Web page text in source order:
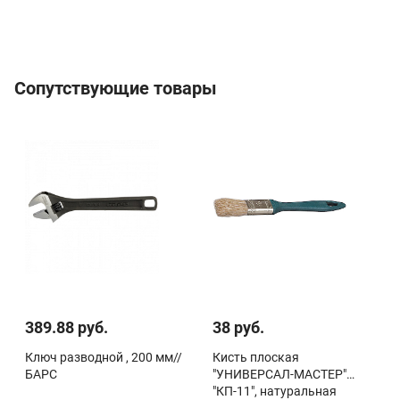
Сопутствующие товары
389.88 руб.
Ключ разводной , 200 мм//
БАРС
38 руб.
Кисть плоская
"УНИВЕРСАЛ-МАСТЕР"
"КП-11", натуральная